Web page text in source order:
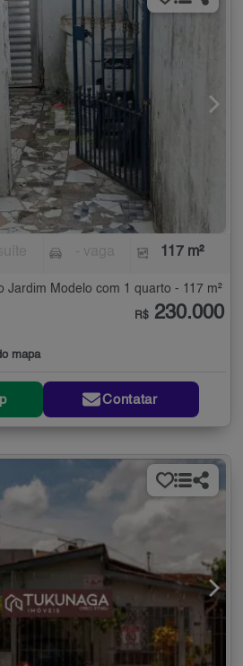
117 m²
Jardim Modelo com 1 quarto - 117 m²
mapa
R$ 230.000
Contatar